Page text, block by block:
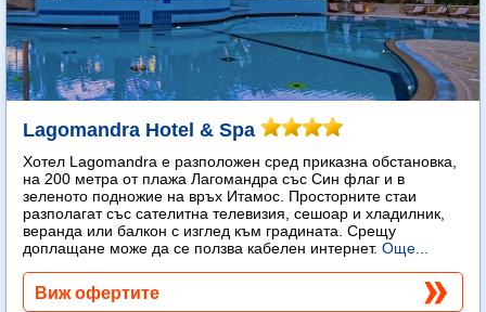
Lagomandra Hotel & Spa
Хотел Lagomandra е разположен сред приказна обстановка,
на 200 метра от плажа Лагомандра със Син флаг и в
зеленото подножие на връх Итамос. Просторните стаи
разполагат със сателитна телевизия, сешоар и хладилник,
веранда или балкон с изглед към градината. Срещу
доплащане може да се ползва кабелен интернет. Още...
Виж офертите